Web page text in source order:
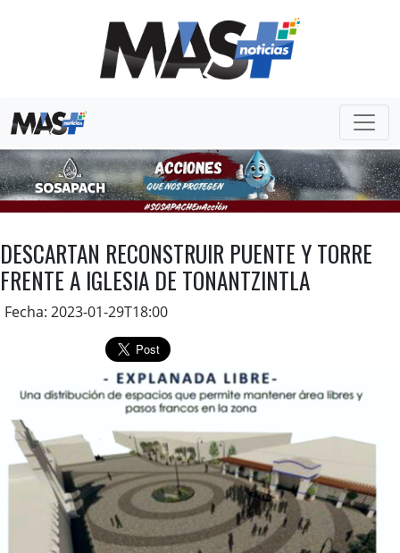
DESCARTAN RECONSTRUIR PUENTE Y TORRE
FRENTE A IGLESIA DE TONANTZINTLA
Fecha: 2023-01-29T18:00